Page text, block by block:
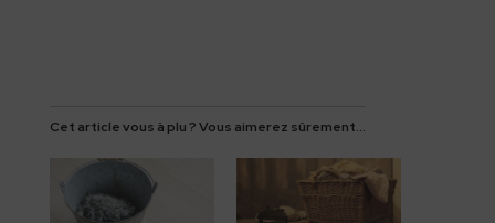
Cet article vous à plu ? Vous aimerez sûrement...